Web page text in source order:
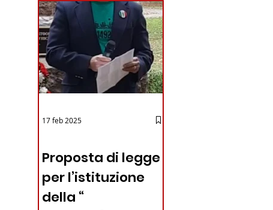
Proposta di legge
per l’istituzione
della “
17 feb 2025